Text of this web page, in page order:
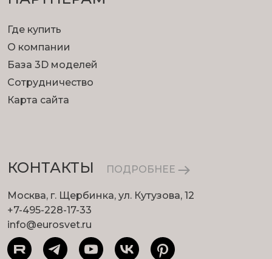
Где купить
О компании
База 3D моделей
Сотрудничество
Карта сайта
КОНТАКТЫ ПОДРОБНЕЕ
Москва, г. Щербинка, ул. Кутузова, 12
+7-495-228-17-33
info@eurosvet.ru